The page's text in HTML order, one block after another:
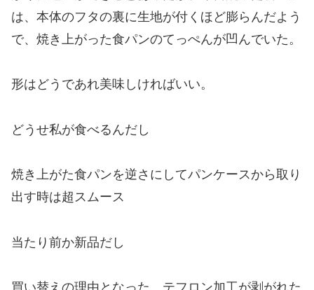
は、本体のフタの裏に生地が付くほど膨らんだよう
で、焼き上がった食パンのてっぺんが凹んでいた。
形はどうであれ美味しければいい。
どうせ私が食べるんだし
焼き上がた食パンを逆さにしてパンケースから取り
出す時は超スムース
当たり前か新品だし
買い替えの理由となった、テフロン加工が剥がれた